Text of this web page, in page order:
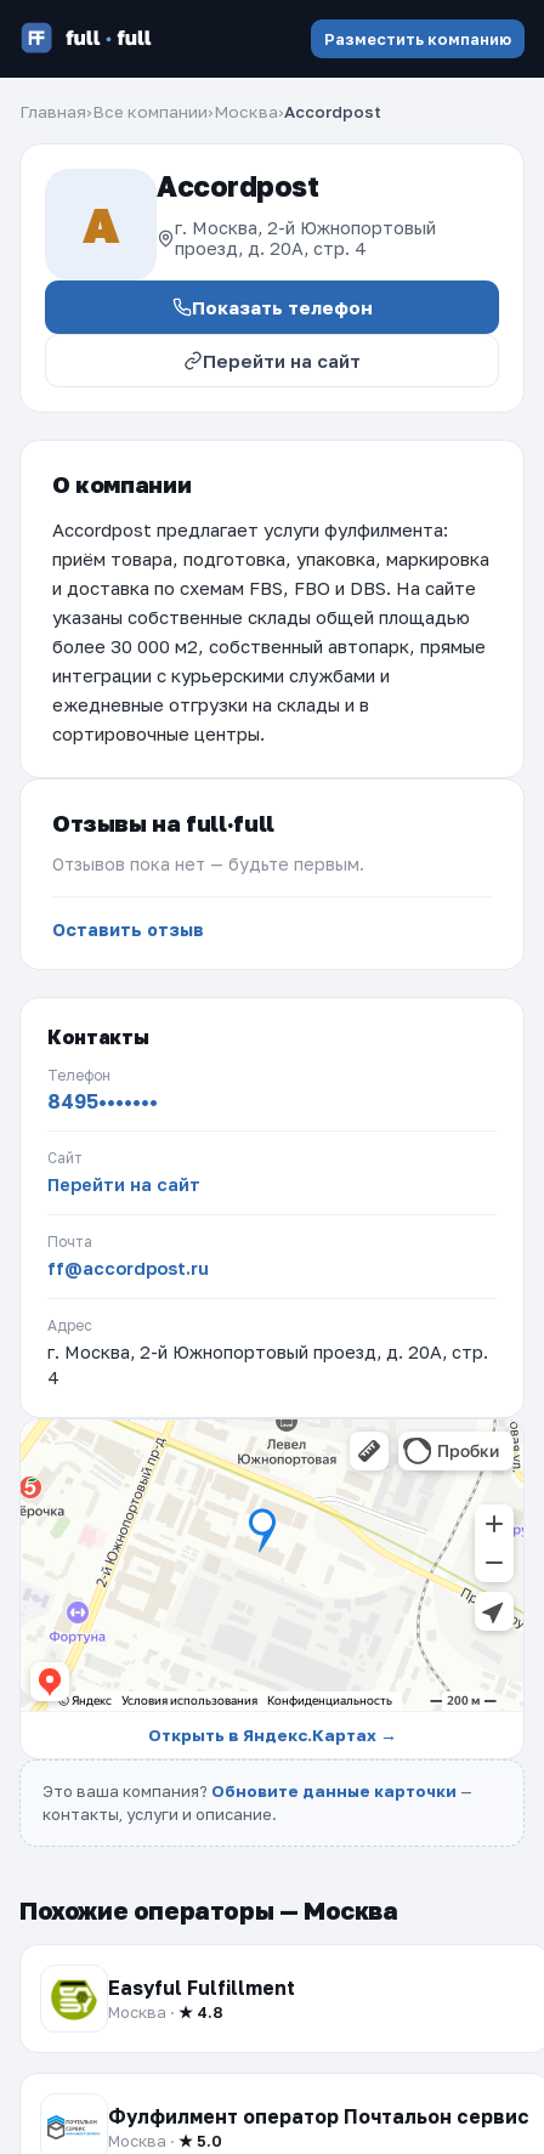
Разместить компанию
Главная›Все компании›Москва›Accordpost
A
Accordpost
г. Москва, 2-й Южнопортовый
проезд, д. 20А, стр. 4
Показать телефон
Перейти на сайт
О компании
Accordpost предлагает услуги фулфилмента:
приём товара, подготовка, упаковка, маркировка
и доставка по схемам FBS, FBO и DBS. На сайте
указаны собственные склады общей площадью
более 30 000 м2, собственный автопарк, прямые
интеграции с курьерскими службами и
ежедневные отгрузки на склады и в
сортировочные центры.
Отзывы на full·full
Отзывов пока нет — будьте первым.
Оставить отзыв
Контакты
Телефон
8495•••••••
Сайт
Перейти на сайт
Почта
ff@accordpost.ru
Адрес
г. Москва, 2-й Южнопортовый проезд, д. 20А, стр.
4
Открыть в Яндекс.Картах →
Это ваша компания? Обновите данные карточки —
контакты, услуги и описание.
Похожие операторы — Москва
Easyful Fulfillment
Москва · ★ 4.8
Фулфилмент оператор Почтальон cервис
Москва · ★ 5.0